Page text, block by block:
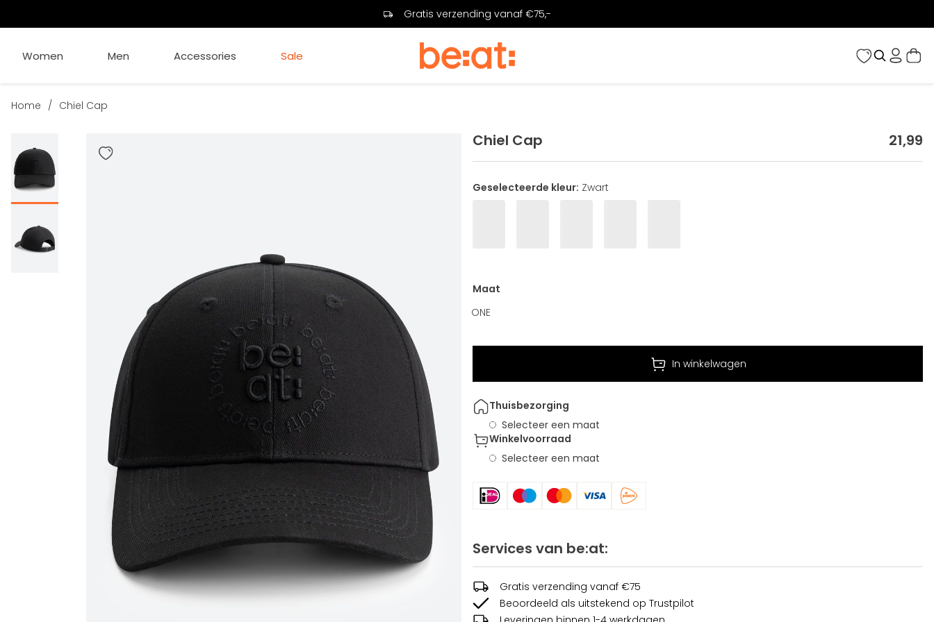
Gratis verzending vanaf €75,-
Women Men Accessories Sale
Home / Chiel Cap
Chiel Cap 21,99
Geselecteerde kleur: Zwart
Maat
ONE
In winkelwagen
Thuisbezorging
Selecteer een maat
Winkelvoorraad
Selecteer een maat
Services van be:at:
Gratis verzending vanaf €75
Beoordeeld als uitstekend op Trustpilot